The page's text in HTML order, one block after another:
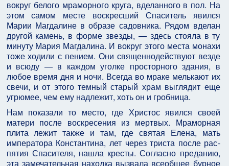
вокруг белого мраморного круга, вделанного в пол. На
этом самом месте воскресший Спаситель явился
Марии Магдалине в образе садовника. Рядом вделан
другой камень, в форме звезды, — здесь стояла в ту
минуту Мария Магдалина. И вокруг этого места мона­хи
тоже ходили с пением. Они священнодействуют везде
и всюду — в каждом уголке просторного здания, в
любое время дня и ночи. Всегда во мраке мелькают их
свечи, и от этого темный старый храм выглядит еще
угрюмее, чем ему надлежит, хоть он и гробница.
Нам показали то место, где Христос явился своей
матери после воскресения из мертвых. Мраморная
плита лежит также и там, где святая Елена, мать
императора Константина, лет через триста после рас­
пятия Спасителя, нашла кресты. Согласно преданию,
эта замечательная находка вызвала всеобщее бурное